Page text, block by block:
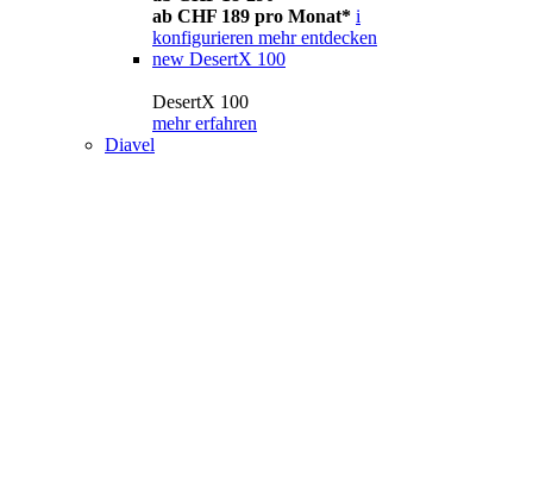
ab CHF 189 pro Monat* i
konfigurieren mehr entdecken
new DesertX 100
DesertX 100
mehr erfahren
Diavel